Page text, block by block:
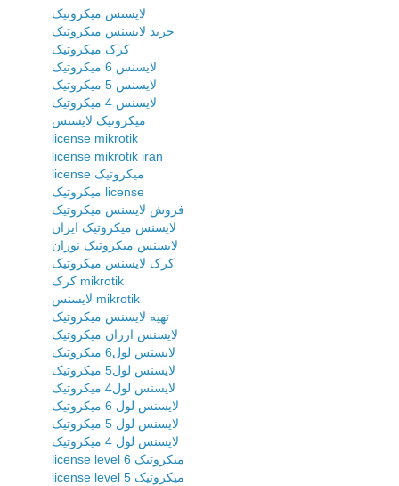
لایسنس میکروتیک
خرید لایسنس میکروتیک
کرک میکروتیک
لایسنس 6 میکروتیک
لایسنس 5 میکروتیک
لایسنس 4 میکروتیک
میکروتیک لایسنس
license mikrotik
license mikrotik iran
license میکروتیک
میکروتیک license
فروش لایسنس میکروتیک
لایسنس میکروتیک ایران
لایسنس میکروتیک نوران
کرک لایسنس میکروتیک
کرک mikrotik
لایسنس mikrotik
تهیه لایسنس میکروتیک
لایسنس ارزان میکروتیک
لایسنس لول6 میکروتیک
لایسنس لول5 میکروتیک
لایسنس لول4 میکروتیک
لایسنس لول 6 میکروتیک
لایسنس لول 5 میکروتیک
لایسنس لول 4 میکروتیک
license level 6 میکروتیک
license level 5 میکروتیک